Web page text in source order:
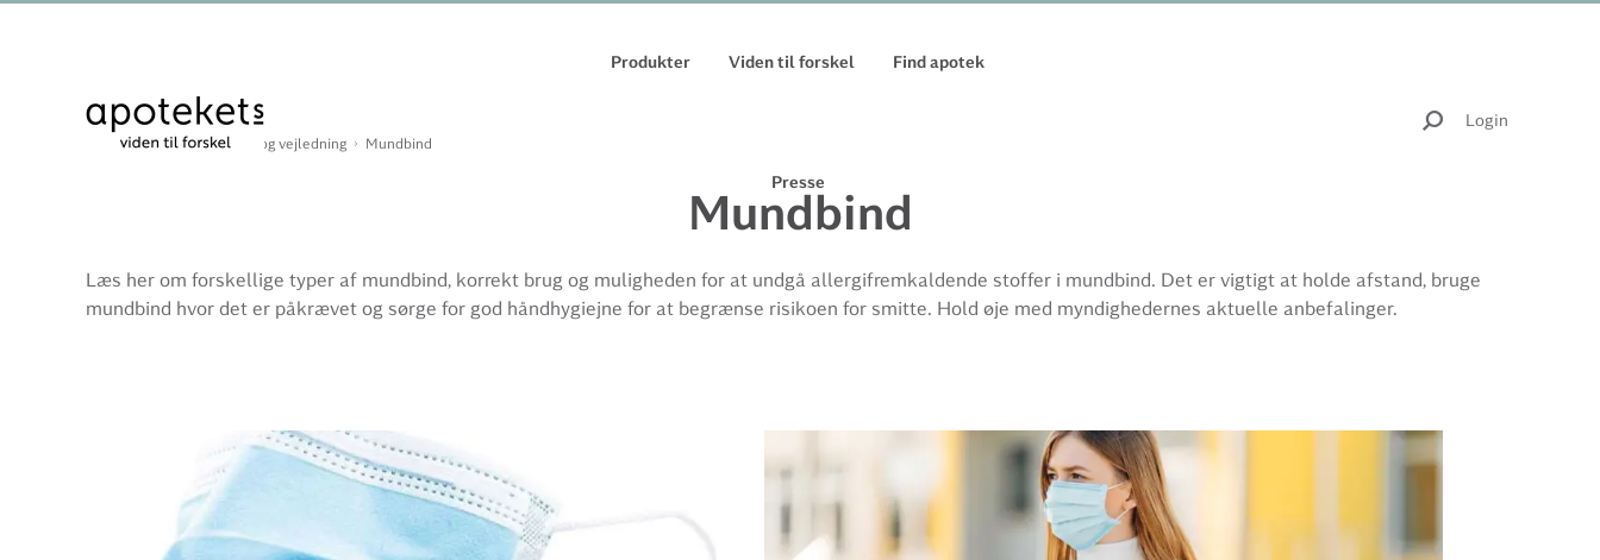
Produkter Viden til forskel Find apotek
Presse
Login
Du er her: Forside Råd og vejledning Mundbind
Mundbind
Læs her om forskellige typer af mundbind, korrekt brug og muligheden for at undgå allergifremkaldende stoffer i mundbind. Det er vigtigt at holde afstand, bruge
mundbind hvor det er påkrævet og sørge for god håndhygiejne for at begrænse risikoen for smitte. Hold øje med myndighedernes aktuelle anbefalinger.